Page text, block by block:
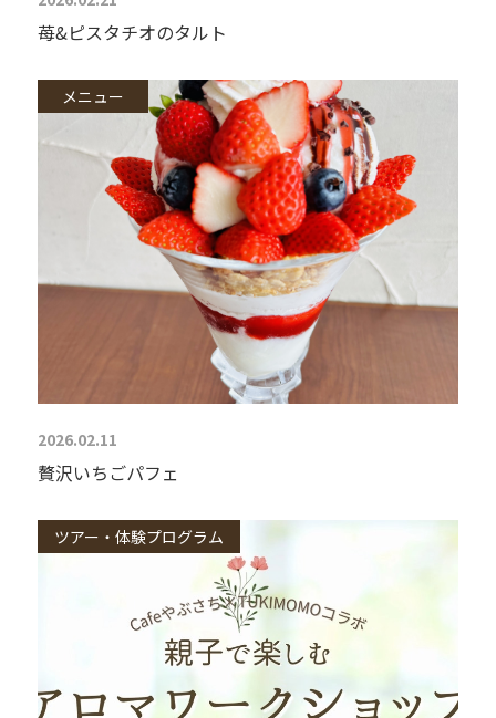
苺&ピスタチオのタルト
メニュー
2026.02.11
贅沢いちごパフェ
ツアー・体験プログラム